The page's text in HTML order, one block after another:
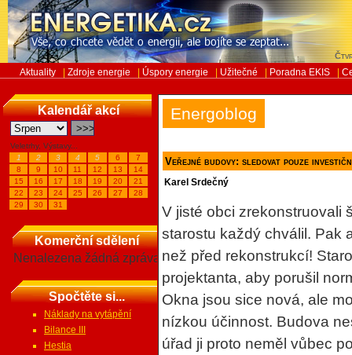
Aktuality Zdroje energie Úspory energie Užitečné Poradna EKIS
Kalendář akcí
Veletrhy, Výstavy...
1
2 3 4 5 6
7
8
9 10 11 12 13
14
15
16 17 18 19 20
21
22
23 24 25 26 27
28
29
30 31
Komerční sdělení
Nenalezena žádná zpráva
Spočtěte si...
Náklady na vytápění
Bilance III
Hestia
Energoblog
Veřejné budovy: sledovat pouze
Karel Srdečný
V jisté obci zrekonstruovali
starostu každý chválil. Pak
než před rekonstrukcí!
projektanta, aby porušil
Okna jsou sice nová, ale
nízkou účinnost. Budova
úřad ji proto neměl vůbec